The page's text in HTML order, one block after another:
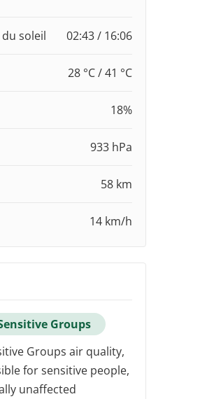
soleil 02:43 / 16:06
28 °C / 41 °C
18%
933 hPa
58 km
14 km/h
Groups
Groups air quality,
for sensitive people,
unaffected